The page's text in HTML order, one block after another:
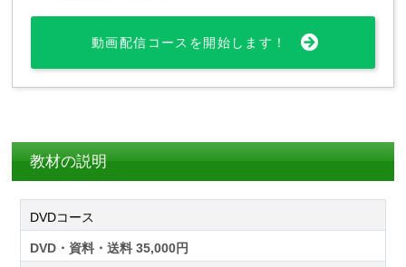
動画配信コースを開始します！
教材の説明
DVDコース
DVD・資料・送料 35,000円